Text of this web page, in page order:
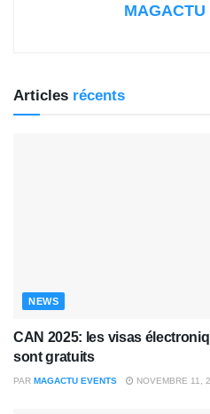
MAGACTU
Articles récents
NEWS
CAN 2025: les visas
sont gratuits
PAR MAGACTU EVENTS NOVEMBRE 11,